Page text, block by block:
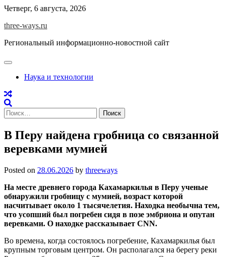
Skip
content
Четверг, 6 августа, 2026
three-ways.ru
Региональный информационно-новостной сайт
Наука и технологии
Найти:
В Перу найдена гробница со связанной
веревками мумией
Posted on 28.06.2026 by threeways
На месте древнего города Кахамаркилья в Перу ученые
обнаружили гробницу с мумией, возраст которой
насчитывает около 1 тысячелетия. Находка необычна тем,
что усопший был погребен сидя в позе эмбриона и опутан
веревками. О находке рассказывает CNN.
Во времена, когда состоялось погребение, Кахамаркилья был
крупным торговым центром. Он располагался на берегу реки